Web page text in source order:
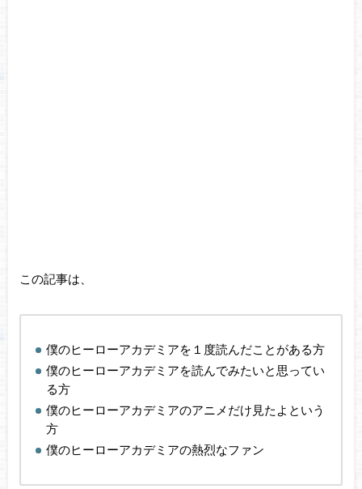
この記事は、
僕のヒーローアカデミアを１度読んだことがある方
僕のヒーローアカデミアを読んでみたいと思ってい
る方
僕のヒーローアカデミアのアニメだけ見たよという
方
僕のヒーローアカデミアの熱烈なファン